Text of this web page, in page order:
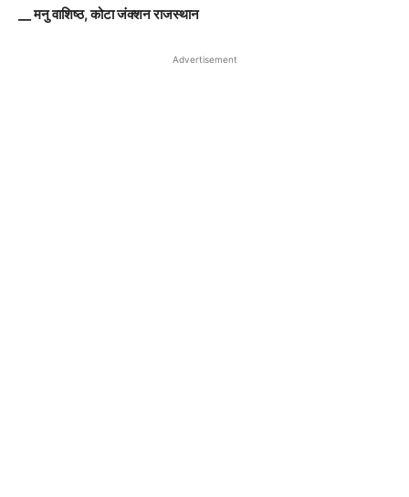
__ मनु वाशिष्ठ, कोटा जंक्शन राजस्थान
Advertisement